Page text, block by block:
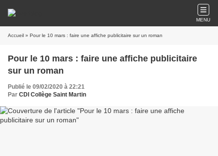
MENU
Accueil » Pour le 10 mars : faire une affiche publicitaire sur un roman
Pour le 10 mars : faire une affiche publicitaire
sur un roman
Publié le 09/02/2020 à 22:21
Par CDI Collège Saint Martin